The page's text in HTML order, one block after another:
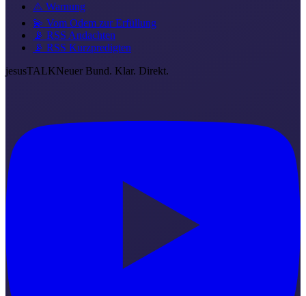
⚠️ Warnung
💫 Vom Odem zur Erfüllung
📡 RSS Andachten
📡 RSS Kurzpredigten
jesusTALKNeuer Bund. Klar. Direkt.